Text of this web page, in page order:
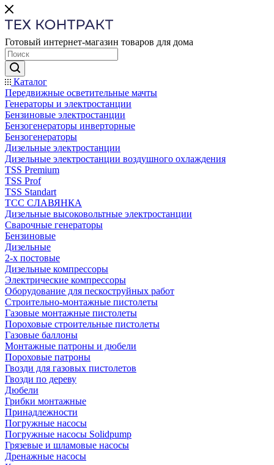
Готовый интернет-магазин товаров для дома
Каталог
Передвижные осветительные мачты
Генераторы и электростанции
Бензиновые электростанции
Бензогенераторы инверторные
Бензогенераторы
Дизельные электростанции
Дизельные электростанции воздушного охлаждения
TSS Premium
TSS Prof
TSS Standart
ТСС СЛАВЯНКА
Дизельные высоковольтные электростанции
Сварочные генераторы
Бензиновые
Дизельные
2-х постовые
Дизельные компрессоры
Электрические компрессоры
Оборудование для пескоструйных работ
Строительно-монтажные пистолеты
Газовые монтажные пистолеты
Пороховые строительные пистолеты
Газовые баллоны
Монтажные патроны и дюбели
Пороховые патроны
Гвозди для газовых пистолетов
Гвозди по дереву
Дюбели
Грибки монтажные
Принадлежности
Погружные насосы
Погружные насосы Solidpump
Грязевые и шламовые насосы
Дренажные насосы